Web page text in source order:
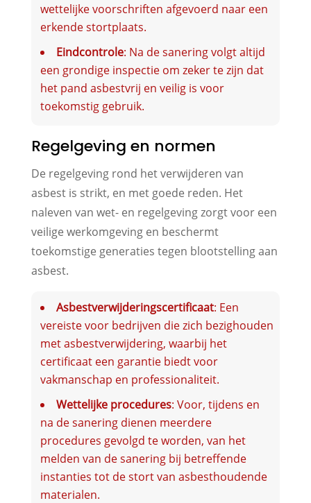
wettelijke voorschriften afgevoerd naar een
erkende stortplaats.
Eindcontrole: Na de sanering volgt altijd
een grondige inspectie om zeker te zijn dat
het pand asbestvrij en veilig is voor
toekomstig gebruik.
Regelgeving en normen
De regelgeving rond het verwijderen van
asbest is strikt, en met goede reden. Het
naleven van wet- en regelgeving zorgt voor een
veilige werkomgeving en beschermt
toekomstige generaties tegen blootstelling aan
asbest.
Asbestverwijderingscertificaat: Een
vereiste voor bedrijven die zich bezighouden
met asbestverwijdering, waarbij het
certificaat een garantie biedt voor
vakmanschap en professionaliteit.
Wettelijke procedures: Voor, tijdens en
na de sanering dienen meerdere
procedures gevolgd te worden, van het
melden van de sanering bij betreffende
instanties tot de stort van asbesthoudende
materialen.